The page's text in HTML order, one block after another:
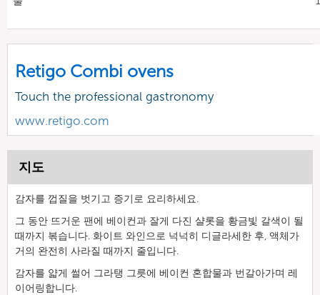
Retigo Combi ovens
Touch the professional gastronomy
www.retigo.com
지도
감자를 껍질을 벗기고 증기로 요리하세요.
그 동안 뜨거운 팬에 베이컨과 잘게 다진 샬롯을 황금빛 갈색이 될
때까지 볶습니다. 화이트 와인으로 넉넉히 디글라세한 후, 액체가
거의 완전히 사라질 때까지 줄입니다.
감자를 얇게 썰어 그라탱 그릇에 베이컨 혼합물과 번갈아가며 레
이어링합니다.